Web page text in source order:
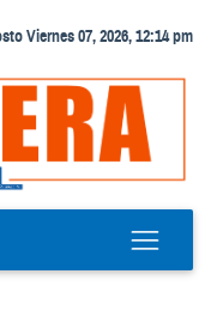
Viernes 07, 2026, 12:14 pm